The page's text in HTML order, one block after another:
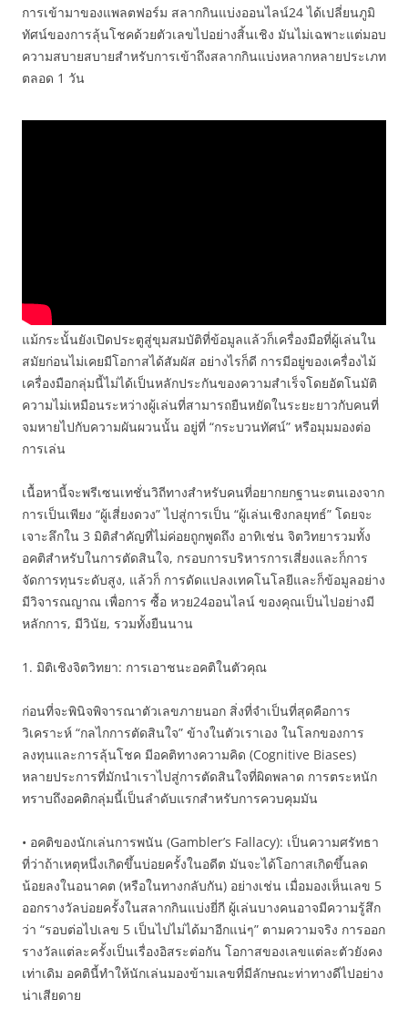
การเข้ามาของแพลตฟอร์ม สลากกินแบ่งออนไลน์24 ได้เปลี่ยนภูมิ
ทัศน์ของการลุ้นโชคด้วยตัวเลขไปอย่างสิ้นเชิง มันไม่เฉพาะแต่มอบ
ความสบายสบายสำหรับการเข้าถึงสลากกินแบ่งหลากหลายประเภท
ตลอด 1 วัน
แม้กระนั้นยังเปิดประตูสู่ขุมสมบัติที่ข้อมูลแล้วก็เครื่องมือที่ผู้เล่นใน
สมัยก่อนไม่เคยมีโอกาสได้สัมผัส อย่างไรก็ดี การมีอยู่ของเครื่องไม้
เครื่องมือกลุ่มนี้ไม่ได้เป็นหลักประกันของความสำเร็จโดยอัตโนมัติ
ความไม่เหมือนระหว่างผู้เล่นที่สามารถยืนหยัดในระยะยาวกับคนที่
จมหายไปกับความผันผวนนั้น อยู่ที่ “กระบวนทัศน์” หรือมุมมองต่อ
การเล่น
เนื้อหานี้จะพรีเซนเทชั่นวิถีทางสำหรับคนที่อยากยกฐานะตนเองจาก
การเป็นเพียง “ผู้เสี่ยงดวง” ไปสู่การเป็น “ผู้เล่นเชิงกลยุทธ์” โดยจะ
เจาะลึกใน 3 มิติสำคัญที่ไม่ค่อยถูกพูดถึง อาทิเช่น จิตวิทยารวมทั้ง
อคติสำหรับในการตัดสินใจ, กรอบการบริหารการเสี่ยงและก็การ
จัดการทุนระดับสูง, แล้วก็ การดัดแปลงเทคโนโลยีและก็ข้อมูลอย่าง
มีวิจารณญาณ เพื่อการ ซื้อ หวย24ออนไลน์ ของคุณเป็นไปอย่างมี
หลักการ, มีวินัย, รวมทั้งยืนนาน
1. มิติเชิงจิตวิทยา: การเอาชนะอคติในตัวคุณ
ก่อนที่จะพินิจพิจารณาตัวเลขภายนอก สิ่งที่จำเป็นที่สุดคือการ
วิเคราะห์ “กลไกการตัดสินใจ” ข้างในตัวเราเอง ในโลกของการ
ลงทุนและการลุ้นโชค มีอคติทางความคิด (Cognitive Biases)
หลายประการที่มักนำเราไปสู่การตัดสินใจที่ผิดพลาด การตระหนัก
ทราบถึงอคติกลุ่มนี้เป็นลำดับแรกสำหรับการควบคุมมัน
• อคติของนักเล่นการพนัน (Gambler’s Fallacy): เป็นความศรัทธา
ที่ว่าถ้าเหตุหนึ่งเกิดขึ้นบ่อยครั้งในอดีต มันจะได้โอกาสเกิดขึ้นลด
น้อยลงในอนาคต (หรือในทางกลับกัน) อย่างเช่น เมื่อมองเห็นเลข 5
ออกรางวัลบ่อยครั้งในสลากกินแบ่งยี่กี ผู้เล่นบางคนอาจมีความรู้สึก
ว่า “รอบต่อไปเลข 5 เป็นไปไม่ได้มาอีกแน่ๆ” ตามความจริง การออก
รางวัลแต่ละครั้งเป็นเรื่องอิสระต่อกัน โอกาสของเลขแต่ละตัวยังคง
เท่าเดิม อคตินี้ทำให้นักเล่นมองข้ามเลขที่มีลักษณะท่าทางดีไปอย่าง
น่าเสียดาย